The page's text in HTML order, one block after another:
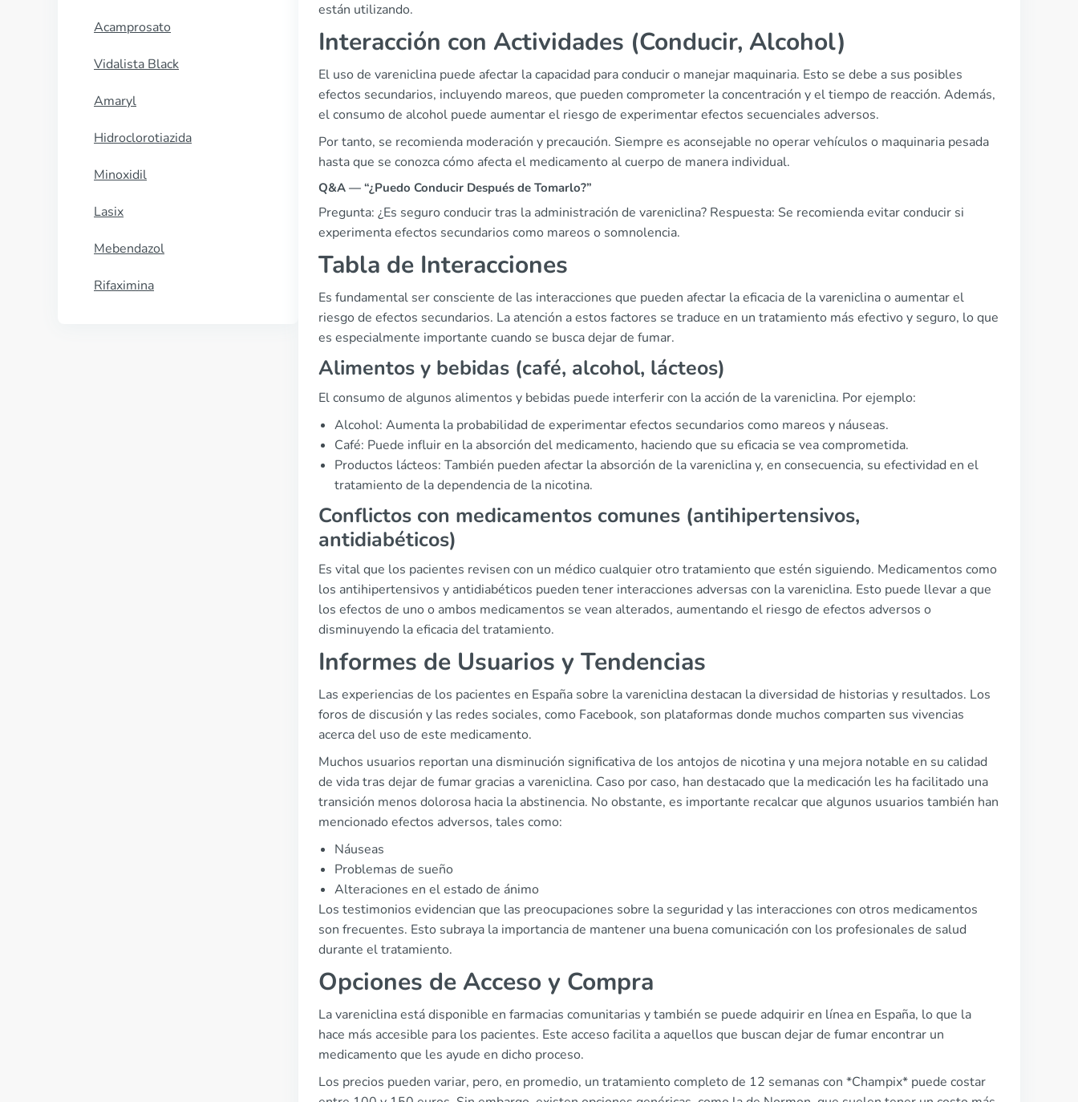
Acamprosato
Vidalista Black
Amaryl
Hidroclorotiazida
Minoxidil
Lasix
Mebendazol
Rifaximina
están utilizando.
Interacción con Actividades (Conducir, Alcohol)
El uso de vareniclina puede afectar la capacidad para conducir o manejar maquinaria. Esto se debe a sus posibles
efectos secundarios, incluyendo mareos, que pueden comprometer la concentración y el tiempo de reacción. Además,
el consumo de alcohol puede aumentar el riesgo de experimentar efectos secuenciales adversos.
Por tanto, se recomienda moderación y precaución. Siempre es aconsejable no operar vehículos o maquinaria pesada
hasta que se conozca cómo afecta el medicamento al cuerpo de manera individual.
Q&A — “¿Puedo Conducir Después de Tomarlo?”
Pregunta: ¿Es seguro conducir tras la administración de vareniclina? Respuesta: Se recomienda evitar conducir si
experimenta efectos secundarios como mareos o somnolencia.
Tabla de Interacciones
Es fundamental ser consciente de las interacciones que pueden afectar la eficacia de la vareniclina o aumentar el
riesgo de efectos secundarios. La atención a estos factores se traduce en un tratamiento más efectivo y seguro, lo que
es especialmente importante cuando se busca dejar de fumar.
Alimentos y bebidas (café, alcohol, lácteos)
El consumo de algunos alimentos y bebidas puede interferir con la acción de la vareniclina. Por ejemplo:
Alcohol: Aumenta la probabilidad de experimentar efectos secundarios como mareos y náuseas.
Café: Puede influir en la absorción del medicamento, haciendo que su eficacia se vea comprometida.
Productos lácteos: También pueden afectar la absorción de la vareniclina y, en consecuencia, su efectividad en el
tratamiento de la dependencia de la nicotina.
Conflictos con medicamentos comunes (antihipertensivos,
antidiabéticos)
Es vital que los pacientes revisen con un médico cualquier otro tratamiento que estén siguiendo. Medicamentos como
los antihipertensivos y antidiabéticos pueden tener interacciones adversas con la vareniclina. Esto puede llevar a que
los efectos de uno o ambos medicamentos se vean alterados, aumentando el riesgo de efectos adversos o
disminuyendo la eficacia del tratamiento.
Informes de Usuarios y Tendencias
Las experiencias de los pacientes en España sobre la vareniclina destacan la diversidad de historias y resultados. Los
foros de discusión y las redes sociales, como Facebook, son plataformas donde muchos comparten sus vivencias
acerca del uso de este medicamento.
Muchos usuarios reportan una disminución significativa de los antojos de nicotina y una mejora notable en su calidad
de vida tras dejar de fumar gracias a vareniclina. Caso por caso, han destacado que la medicación les ha facilitado una
transición menos dolorosa hacia la abstinencia. No obstante, es importante recalcar que algunos usuarios también han
mencionado efectos adversos, tales como:
Náuseas
Problemas de sueño
Alteraciones en el estado de ánimo
Los testimonios evidencian que las preocupaciones sobre la seguridad y las interacciones con otros medicamentos
son frecuentes. Esto subraya la importancia de mantener una buena comunicación con los profesionales de salud
durante el tratamiento.
Opciones de Acceso y Compra
La vareniclina está disponible en farmacias comunitarias y también se puede adquirir en línea en España, lo que la
hace más accesible para los pacientes. Este acceso facilita a aquellos que buscan dejar de fumar encontrar un
medicamento que les ayude en dicho proceso.
Los precios pueden variar, pero, en promedio, un tratamiento completo de 12 semanas con *Champix* puede costar